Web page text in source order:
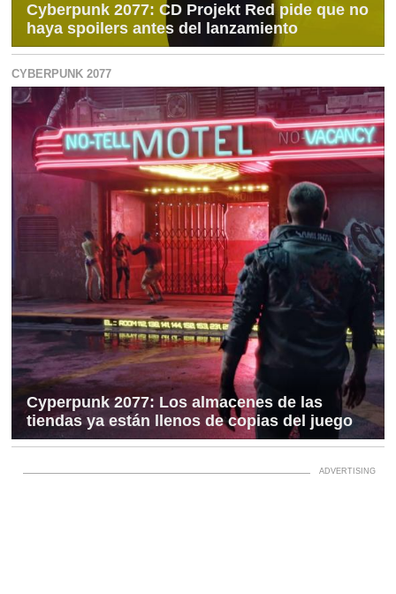
Cyberpunk 2077: CD Projekt Red pide que no
haya spoilers antes del lanzamiento
CYBERPUNK 2077
Cyperpunk 2077: Los almacenes de las
tiendas ya están llenos de copias del juego